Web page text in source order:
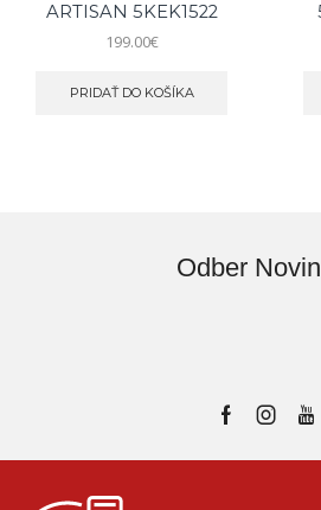
ARTISAN 5KEK1522
199.00€
PRIDAŤ DO KOŠÍKA
Odber